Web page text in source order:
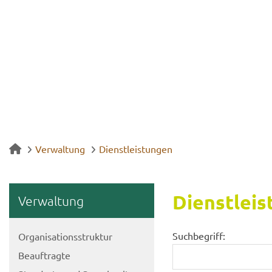
Verwaltung Dienstleistungen
Ver­wal­tung
Or­ga­ni­sa­ti­ons­struk­tur
Be­auf­trag­te
Suchbegriff: